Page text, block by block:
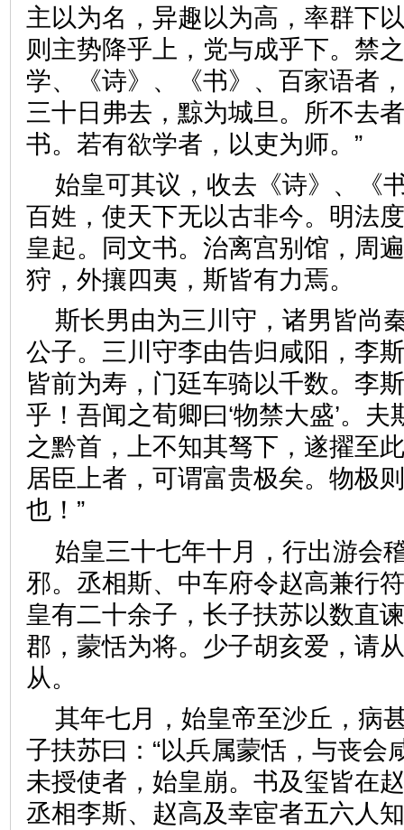
主以为名，异趣以为高，率群下
则主势降乎上，党与成乎下。禁
学、《诗》、《书》、百家语者
三十日弗去，黥为城旦。所不去
书。若有欲学者，以吏为师。”
始皇可其议，收去《诗》、《
百姓，使天下无以古非今。明法
皇起。同文书。治离宫别馆，周
狩，外攘四夷，斯皆有力焉
斯长男由为三川守，诸男皆尚
公子。三川守李由告归咸阳，李
皆前为寿，门廷车骑以千数。李
乎！吾闻之荀卿曰‘物禁大盛’。
之黔首，上不知其驽下，遂擢至
居臣上者，可谓富贵极矣。物极
也！”
始皇三十七年十月，行出游会
邪。丞相斯、中车府令赵高兼行
皇有二十余子，长子扶苏以数直
郡，蒙恬为将。少子胡亥爱，请
从。
其年七月，始皇帝至沙丘，病
子扶苏曰：“以兵属蒙恬，与丧会
未授使者，始皇崩。书及玺皆在
丞相李斯、赵高及幸宦者五六人